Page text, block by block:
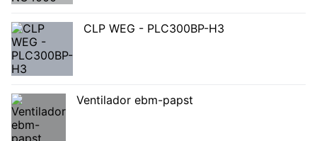
CLP WEG - PLC300BP-H3
Ventilador ebm-papst